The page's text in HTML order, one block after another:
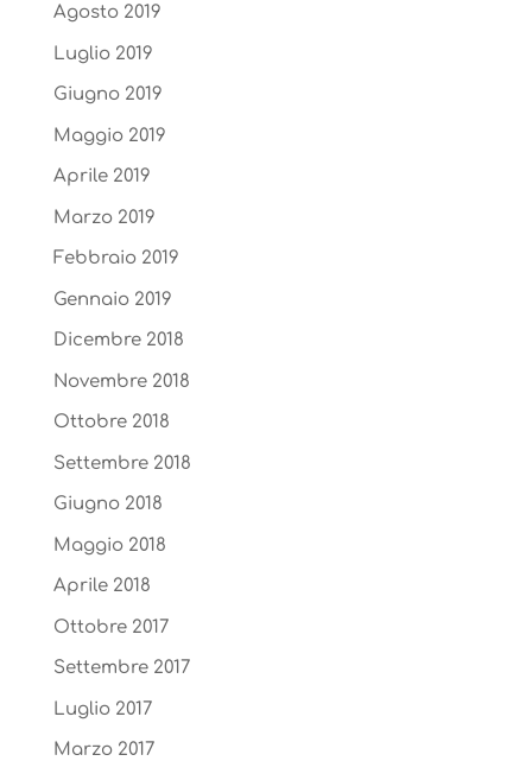
Agosto 2019
Luglio 2019
Giugno 2019
Maggio 2019
Aprile 2019
Marzo 2019
Febbraio 2019
Gennaio 2019
Dicembre 2018
Novembre 2018
Ottobre 2018
Settembre 2018
Giugno 2018
Maggio 2018
Aprile 2018
Ottobre 2017
Settembre 2017
Luglio 2017
Marzo 2017